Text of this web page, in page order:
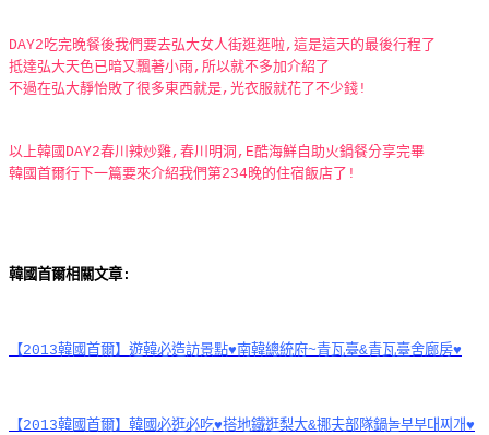
DAY2吃完晚餐後我們要去弘大女人街逛逛啦,這是這天的最後行程了
抵達弘大天色已暗又飄著小雨,所以就不多加介紹了
不過在弘大靜怡敗了很多東西就是,光衣服就花了不少錢!
以上韓國DAY2春川辣炒雞,春川明洞,E酷海鮮自助火鍋餐分享完畢
韓國首爾行下一篇要來介紹我們第234晚的住宿飯店了!
韓國首爾相關文章:
【2013韓國首爾】遊韓必造訪景點♥南韓總統府~青瓦臺&青瓦臺舍廊房♥
【2013韓國首爾】韓國必逛必吃♥搭地鐵逛梨大&挪夫部隊鍋놀부부대찌개♥